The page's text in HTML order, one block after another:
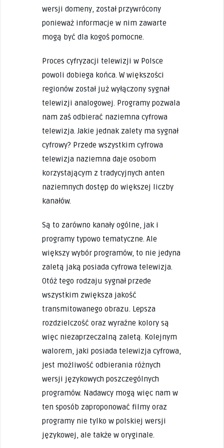
wersji domeny, został przywrócony
ponieważ informacje w nim zawarte
mogą być dla kogoś pomocne.
Proces cyfryzacji telewizji w Polsce
powoli dobiega końca. W większości
regionów został już wyłączony sygnał
telewizji analogowej. Programy pozwala
nam zaś odbierać naziemna cyfrowa
telewizja. Jakie jednak zalety ma sygnał
cyfrowy? Przede wszystkim cyfrowa
telewizja naziemna daje osobom
korzystającym z tradycyjnych anten
naziemnych dostęp do większej liczby
kanałów.
Są to zarówno kanały ogólne, jak i
programy typowo tematyczne. Ale
większy wybór programów, to nie jedyna
zaletą jaką posiada cyfrowa telewizja.
Otóż tego rodzaju sygnał przede
wszystkim zwiększa jakość
transmitowanego obrazu. Lepsza
rozdzielczość oraz wyraźne kolory są
więc niezaprzeczalną zaletą. Kolejnym
walorem, jaki posiada telewizja cyfrowa,
jest możliwość odbierania różnych
wersji językowych poszczególnych
programów. Nadawcy mogą więc nam w
ten sposób zaproponować filmy oraz
programy nie tylko w polskiej wersji
językowej, ale także w oryginale.